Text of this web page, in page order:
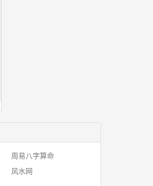
周易八字算命
风水网